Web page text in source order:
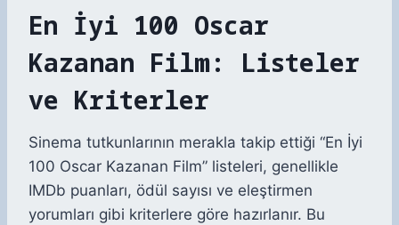
En İyi 100 Oscar
Kazanan Film: Listeler
ve Kriterler
Sinema tutkunlarının merakla takip ettiği “En İyi
100 Oscar Kazanan Film” listeleri, genellikle
IMDb puanları, ödül sayısı ve eleştirmen
yorumları gibi kriterlere göre hazırlanır. Bu